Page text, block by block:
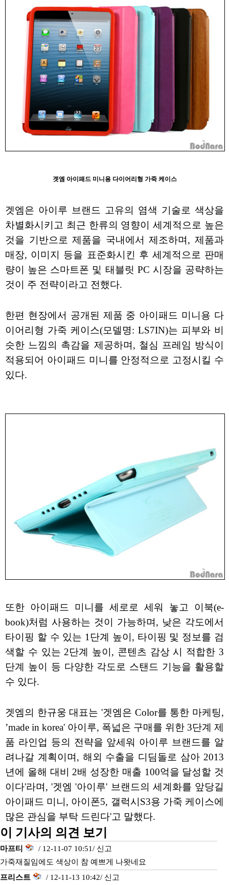
겟엠 아이패드 미니용 다이어리형 가죽 케이스
겟엠은 아이루 브랜드 고유의 염색 기술로 색상을
차별화시키고 최근 한류의 영향이 세계적으로 높은
것을 기반으로 제품을 국내에서 제조하며, 제품과
매장, 이미지 등을 표준화시킨 후 세계적으로 판매
량이 높은 스마트폰 및 태블릿 PC 시장을 공략하는
것이 주 전략이라고 전했다.
한편 현장에서 공개된 제품 중 아이패드 미니용 다
이어리형 가죽 케이스(모델명: LS7IN)는 피부와 비
슷한 느낌의 촉감을 제공하며, 철심 프레임 방식이
적용되어 아이패드 미니를 안정적으로 고정시킬 수
있다.
또한 아이패드 미니를 세로로 세워 놓고 이북(e-
book)처럼 사용하는 것이 가능하며, 낮은 각도에서
타이핑 할 수 있는 1단계 높이, 타이핑 및 정보를 검
색할 수 있는 2단계 높이, 콘텐츠 감상 시 적합한 3
단계 높이 등 다양한 각도로 스탠드 기능을 활용할
수 있다.
겟엠의 한규웅 대표는 '겟엠은 Color를 통한 마케팅,
’made in korea' 아이루, 폭넓은 구매를 위한 3단계 제
품 라인업 등의 전략을 앞세워 아이루 브랜드를 알
려나갈 계획이며, 해외 수출을 디딤돌로 삼아 2013
년에 올해 대비 2배 성장한 매출 100억을 달성할 것
이다'라며, '겟엠 '아이루' 브랜드의 세계화를 앞당길
아이패드 미니, 아이폰5, 갤럭시S3용 가죽 케이스에
많은 관심을 부탁 드린다'고 말했다.
이 기사의 의견 보기
마프티 / 12-11-07 10:51/ 신고
가죽재질임에도 색상이 참 예쁘게 나왓네요
프리스트
/ 12-11-13 10:42/ 신고